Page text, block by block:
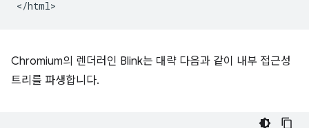
Chromium의 렌더러인 Blink는 대략 다음과 같이 내부 접근성
트리를 파생합니다.